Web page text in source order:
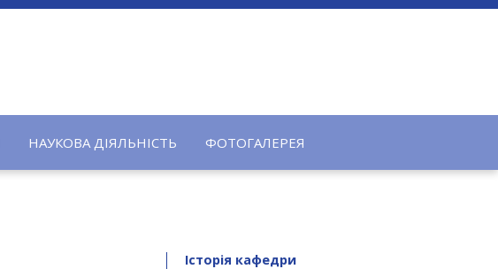
НАУКОВА ДІЯЛЬНІСТЬ ФОТОГАЛЕРЕЯ
Історія кафедри